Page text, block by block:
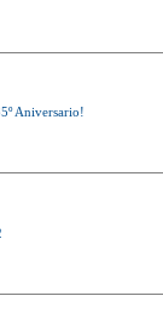
Aniversario!